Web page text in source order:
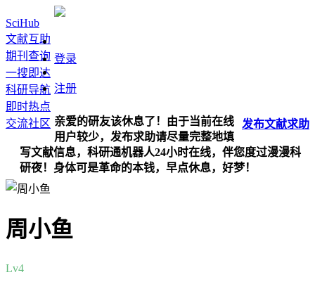
SciHub
文献互助
期刊查询
一搜即达
科研导航
即时热点
交流社区
登录
注册
发布文献求助
亲爱的研友该休息了！由于当前在线
用户较少，发布求助请尽量完整地填
写文献信息，科研通机器人24小时在线，伴您度过漫漫科
研夜！身体可是革命的本钱，早点休息，好梦！
周小鱼
Lv4